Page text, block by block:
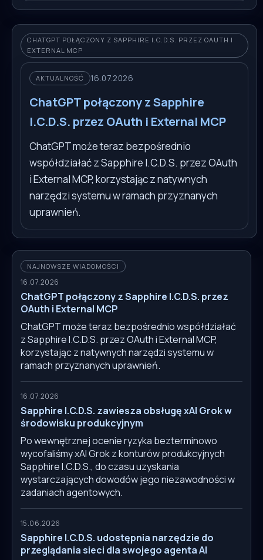
CHATGPT POŁĄCZONY Z SAPPHIRE I.C.D.S. PRZEZ OAUTH I
EXTERNAL MCP
AKTUALNOŚĆ 16.07.2026
ChatGPT połączony z Sapphire
I.C.D.S. przez OAuth i External MCP
ChatGPT może teraz bezpośrednio
współdziałać z Sapphire I.C.D.S. przez OAuth
i External MCP, korzystając z natywnych
narzędzi systemu w ramach przyznanych
uprawnień.
NAJNOWSZE WIADOMOŚCI
16.07.2026
ChatGPT połączony z Sapphire I.C.D.S. przez
OAuth i External MCP
ChatGPT może teraz bezpośrednio współdziałać
z Sapphire I.C.D.S. przez OAuth i External MCP,
korzystając z natywnych narzędzi systemu w
ramach przyznanych uprawnień.
16.07.2026
Sapphire I.C.D.S. zawiesza obsługę xAI Grok w
środowisku produkcyjnym
Po wewnętrznej ocenie ryzyka bezterminowo
wycofaliśmy xAI Grok z konturów produkcyjnych
Sapphire I.C.D.S., do czasu uzyskania
wystarczających dowodów jego niezawodności w
zadaniach agentowych.
15.06.2026
Sapphire I.C.D.S. udostępnia narzędzie do
przeglądania sieci dla swojego agenta AI